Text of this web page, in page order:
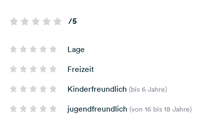
/5
Lage
Freizeit
Kinderfreundlich (bis 6 Jahre)
jugendfreundlich (von 16 bis 18 Jahre)